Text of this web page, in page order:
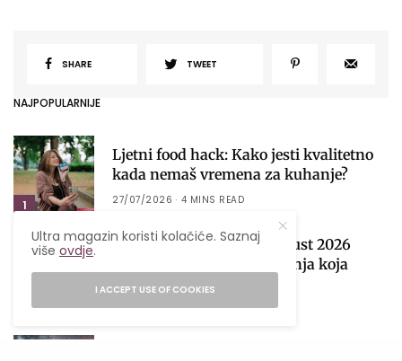
SHARE TWEET
NAJPOPULARNIJE
1
Ljetni food hack: Kako jesti kvalitetno
kada nemaš vremena za kuhanje?
27/07/2026 4 MINS READ
Mjesečni horoskop za avgust 2026
obilježiće sezona pomračenja koja
donosi velike preokrete
05/08/2026 28 MINS READ
Ultra magazin koristi kolačiće. Saznaj
višeovdje.
I ACCEPT USE OF COOKIES